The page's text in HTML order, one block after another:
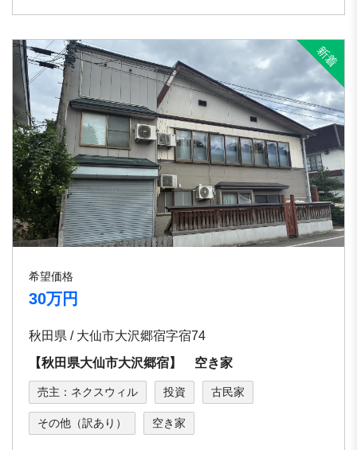
希望価格
30万円
秋田県 / 大仙市大沢郷宿字宿74
【秋田県大仙市大沢郷宿】 空き家
売主：ネクスウィル 投資 古民家
その他（訳あり） 空き家